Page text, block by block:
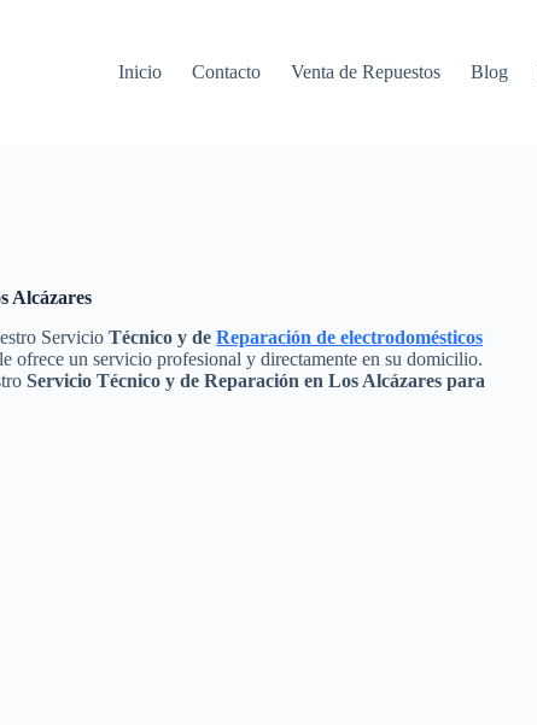
Inicio
Contacto Venta de Repuestos Blog
Alcázares
Servicio Técnico y de Reparación de electrodomésticos
ofrece un servicio profesional y directamente en su domicilio.
Servicio Técnico y de Reparación en Los Alcázares para